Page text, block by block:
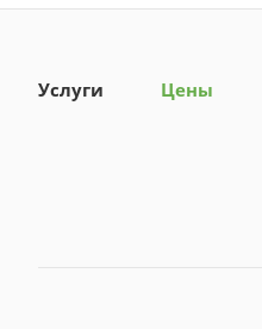
Услуги Цены